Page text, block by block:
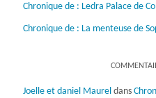
Chronique de : Ledra Palace de
Chronique de : La menteuse de
Joelle et daniel Maureldans